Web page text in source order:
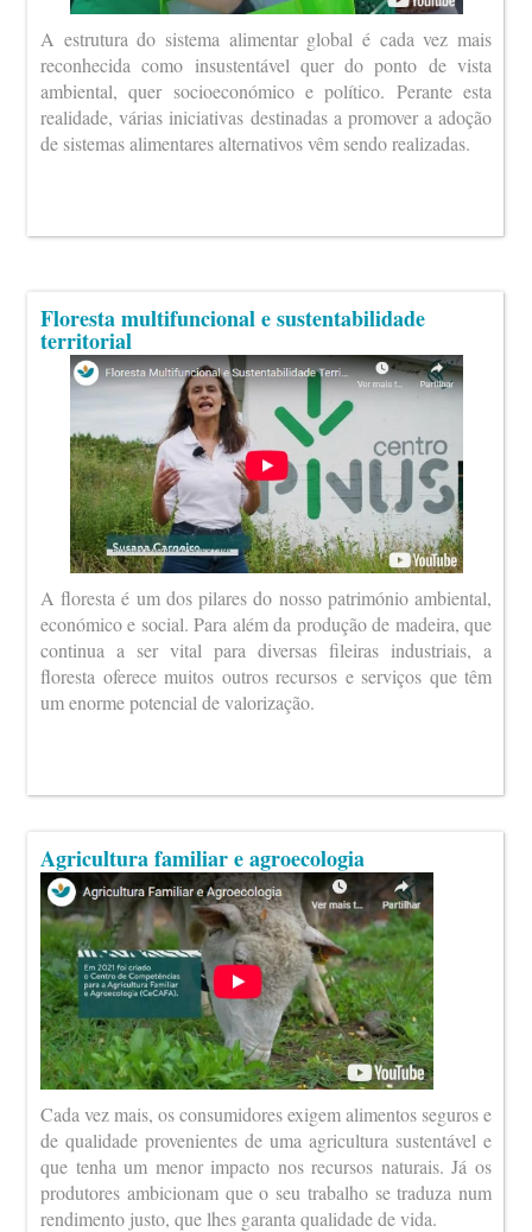
A estrutura do sistema alimentar global é cada vez mais
reconhecida como insustentável quer do ponto de vista
ambiental, quer socioeconómico e político. Perante esta
realidade, várias iniciativas destinadas a promover a adoção
de sistemas alimentares alternativos vêm sendo realizadas.
Floresta multifuncional e sustentabilidade
territorial
A floresta é um dos pilares do nosso património ambiental,
económico e social. Para além da produção de madeira, que
continua a ser vital para diversas fileiras industriais, a
floresta oferece muitos outros recursos e serviços que têm
um enorme potencial de valorização.
Agricultura familiar e agroecologia
Cada vez mais, os consumidores exigem alimentos seguros e
de qualidade provenientes de uma agricultura sustentável e
que tenha um menor impacto nos recursos naturais. Já os
produtores ambicionam que o seu trabalho se traduza num
rendimento justo, que lhes garanta qualidade de vida.